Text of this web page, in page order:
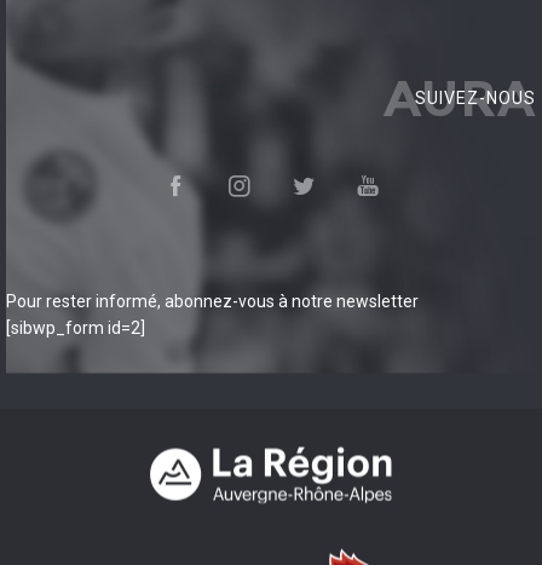
AURA
SUIVEZ-NOUS
Pour rester informé, abonnez-vous à notre newsletter
[sibwp_form id=2]